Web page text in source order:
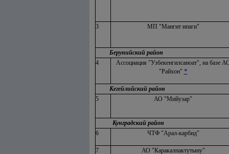
3 МП "Мангит ипаги"
Берунийский район
4
Ассоциация "Узбекенгилсаноат", на базе
"Райхон" *
Кегейлийский район
5
АО "Мийузар"
Кунградский район
6
ЧТФ "Арал-карбид"
7 АО "Каракалпактутыну"